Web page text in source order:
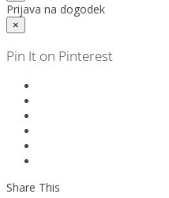
Prijava na dogodek
×
Pin It on Pinterest
Share This